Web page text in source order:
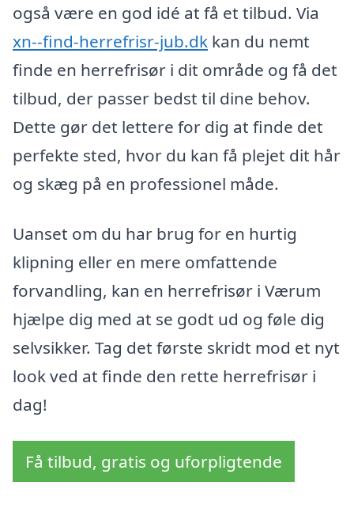
også være en god idé at få et tilbud. Via
xn--find-herrefrisr-jub.dk kan du nemt
finde en herrefrisør i dit område og få det
tilbud, der passer bedst til dine behov.
Dette gør det lettere for dig at finde det
perfekte sted, hvor du kan få plejet dit hår
og skæg på en professionel måde.
Uanset om du har brug for en hurtig
klipning eller en mere omfattende
forvandling, kan en herrefrisør i Værum
hjælpe dig med at se godt ud og føle dig
selvsikker. Tag det første skridt mod et nyt
look ved at finde den rette herrefrisør i
dag!
Få tilbud, gratis og uforpligtende